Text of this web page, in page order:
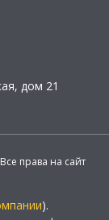
дом 21
права на сайт
).